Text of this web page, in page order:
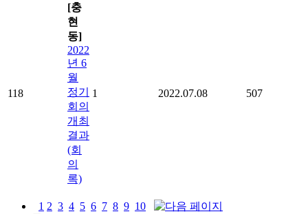
118
[충
현
동]
2022
년 6
월
정기
회의
개최
결과
(회
의
록)
1 2022.07.08 507
1 2 3 4 5 6 7 8 9 10